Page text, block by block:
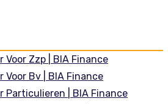
Voor Zzp | BIA Finance
Voor Bv | BIA Finance
Particulieren | BIA Finance